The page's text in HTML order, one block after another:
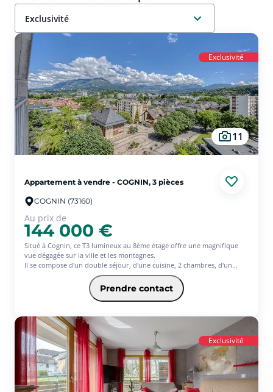
exclusivité
Exclusivité
11
Appartement à vendre - COGNIN, 3 pièces
COGNIN (73160)
Au prix de
144 000 €
Situé à Cognin, ce T3 lumineux au 8ème étage offre une magnifique
vue dégagée sur la ville et les montagnes.
Il se compose d'un double séjour, d'une cuisine, 2 chambres, d'un
dressing et d'une salle de bains. Des travaux sont à prévoir, laissant la
possibilité de créer un intérieur à votre goût.
Une cave et un garage complètent ce bien.
Idéalement situé à proximité immédiate de toutes les commodités.
(6.00 % d'honoraires TTC à la charge de l'acquéreur.)
Prendre contact
Exclusivité